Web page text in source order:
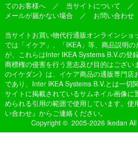
てのお客様へ ／ 当サイトについて ／
メールが届かない場合 ／ お問い合わせ
当サイトお買い物代行通販オンラインショ
では「イケア」、「IKEA」等、商品説明
が、これらはInter IKEA Systems B.V.の登
商標権の侵害を行う意志及び目的はござい
のイケダン》は、イケア商品の通販専門店
であり、Inter IKEA Systems B.V.とは一切
サイトに掲載されているサムネイル画像に
められる引用の範囲で使用しています。使
い合わせ』からご連絡ください。
Copyright © 2005-2026 ikedan